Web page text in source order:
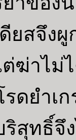
ดียสจึ
ฆ่าไม่
รดยำ
สุทธิ์จึ